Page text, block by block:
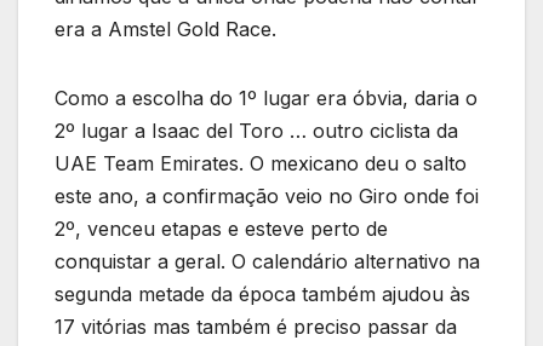
era a Amstel Gold Race.
Como a escolha do 1º lugar era óbvia, daria o
2º lugar a Isaac del Toro … outro ciclista da
UAE Team Emirates. O mexicano deu o salto
este ano, a confirmação veio no Giro onde foi
2º, venceu etapas e esteve perto de
conquistar a geral. O calendário alternativo na
segunda metade da época também ajudou às
17 vitórias mas também é preciso passar da